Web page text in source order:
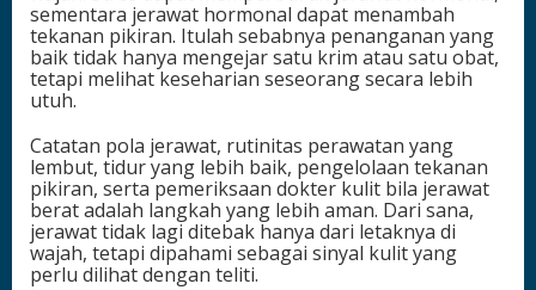
sementara jerawat hormonal dapat menambah
tekanan pikiran. Itulah sebabnya penanganan yang
baik tidak hanya mengejar satu krim atau satu obat,
tetapi melihat keseharian seseorang secara lebih
utuh.
Catatan pola jerawat, rutinitas perawatan yang
lembut, tidur yang lebih baik, pengelolaan tekanan
pikiran, serta pemeriksaan dokter kulit bila jerawat
berat adalah langkah yang lebih aman. Dari sana,
jerawat tidak lagi ditebak hanya dari letaknya di
wajah, tetapi dipahami sebagai sinyal kulit yang
perlu dilihat dengan teliti.